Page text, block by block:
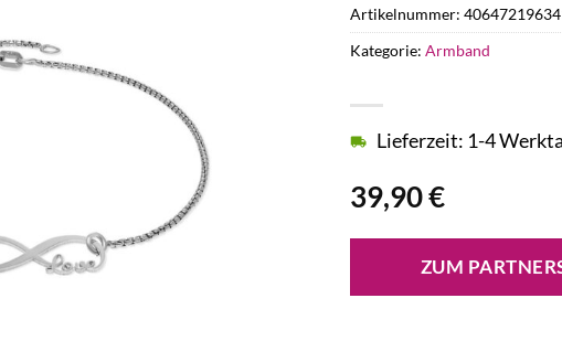
39,90€
Lieferzeit: 1-4
ZUM
Artikelnummer:
Kategorie:Armband